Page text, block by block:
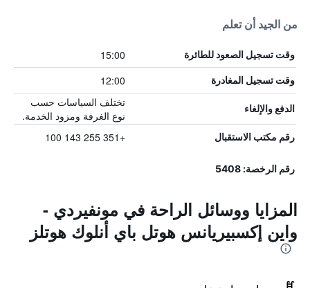
من الجيد أن تعلم
وقت تسجيل الصعود للطائرة 15:00
وقت تسجيل المغادرة 12:00
الدفع والإلغاء
تختلف السياسات حسب
نوع الغرفة ومزود الخدمة.
رقم مكتب الاستقبال +351 255 143 100
رقم الرخصة: 5408
المزايا ووسائل الراحة في مونفيردي -
واين إكسبيريانس هوتل باي أنلوك هوتلز